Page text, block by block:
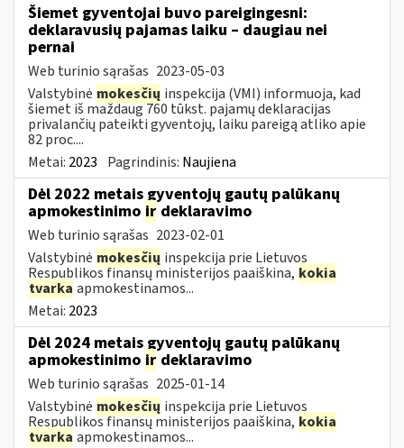
Šiemet gyventojai buvo pareigingesni:
deklaravusių pajamas laiku – daugiau nei
pernai
Web turinio sąrašas 2023-05-03
Valstybinė mokesčių inspekcija (VMI) informuoja, kad
šiemet iš maždaug 760 tūkst. pajamų deklaracijas
privalančių pateikti gyventojų, laiku pareigą atliko apie
82 proc....
Metai: 2023 Pagrindinis: Naujiena
Dėl 2022 metais gyventojų gautų palūkanų
apmokestinimo ir deklaravimo
Web turinio sąrašas 2023-02-01
Valstybinė mokesčių inspekcija prie Lietuvos
Respublikos finansų ministerijos paaiškina, kokia
tvarka apmokestinamos...
Metai: 2023
Dėl 2024 metais gyventojų gautų palūkanų
apmokestinimo ir deklaravimo
Web turinio sąrašas 2025-01-14
Valstybinė mokesčių inspekcija prie Lietuvos
Respublikos finansų ministerijos paaiškina, kokia
tvarka apmokestinamos...